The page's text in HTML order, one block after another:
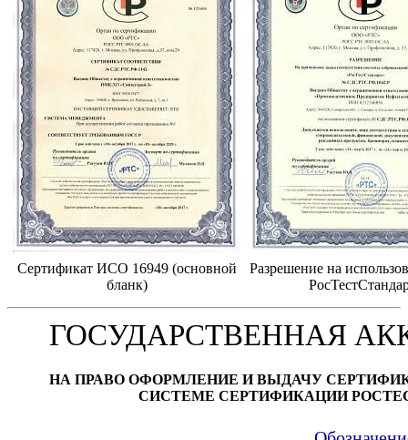
Сертификат ИСО 16949 (основной
бланк)
Разрешение на
ГОСУДАРСТВЕННАЯ
НА ПРАВО ОФОРМЛЕНИЕ И ВЫДАЧУ
СИСТЕМЕ СЕРТИФИКАЦИИ